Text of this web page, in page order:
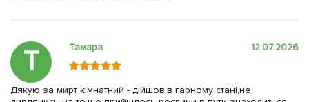
Т Тамара 12.07.2026
Дякую за мирт кімнатний - дійшов в гарному стані,не